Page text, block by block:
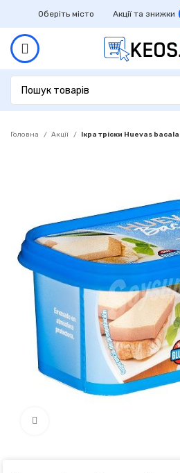
Оберіть місто Акції та знижки
Головна Акції Ікра тріски Huevas